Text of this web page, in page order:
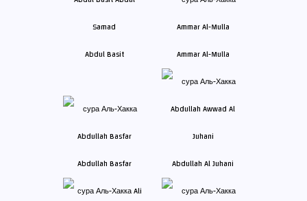
Abdul Basit Ammar Al-Mulla
Abdullah Basfar Abdullah Al Juhani